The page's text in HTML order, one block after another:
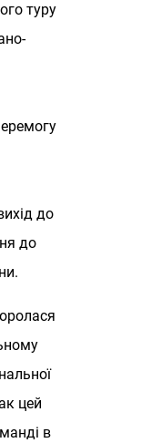
туру
до
до
цей
в